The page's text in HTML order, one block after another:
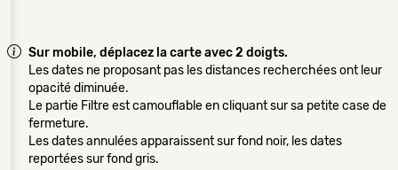
Sur mobile, déplacez la carte avec 2 doigts.
Les dates ne proposant pas les distances recherchées ont leur
opacité diminuée.
Le partie Filtre est camouflable en cliquant sur sa petite case de
fermeture.
Les dates annulées apparaissent sur fond noir, les dates
reportées sur fond gris.